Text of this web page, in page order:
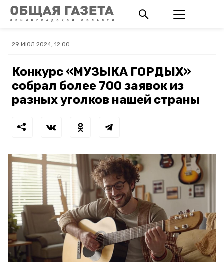
29 ИЮЛ 2024, 12:00
Конкурс «МУЗЫКА ГОРДЫХ»
собрал более 700 заявок из
разных уголков нашей страны